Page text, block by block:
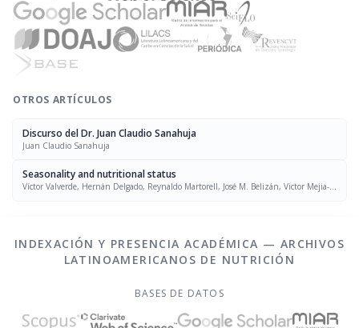
OTROS ARTÍCULOS
Discurso del Dr. Juan Claudio Sanahuja
Juan Claudio Sanahuja
Seasonality and nutritional status
Víctor Valverde, Hernán Delgado, Reynaldo Martorell, José M. Belizán, Victor Mejia-
INDEXACIÓN Y PRESENCIA ACADÉMICA — ARCHIVOS
LATINOAMERICANOS DE NUTRICIÓN
BASES DE DATOS